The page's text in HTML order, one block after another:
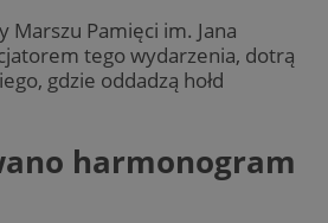
Marszu Pamięci im. Jana
tego wydarzenia, dotrą
gdzie oddadzą hołd
harmonogram